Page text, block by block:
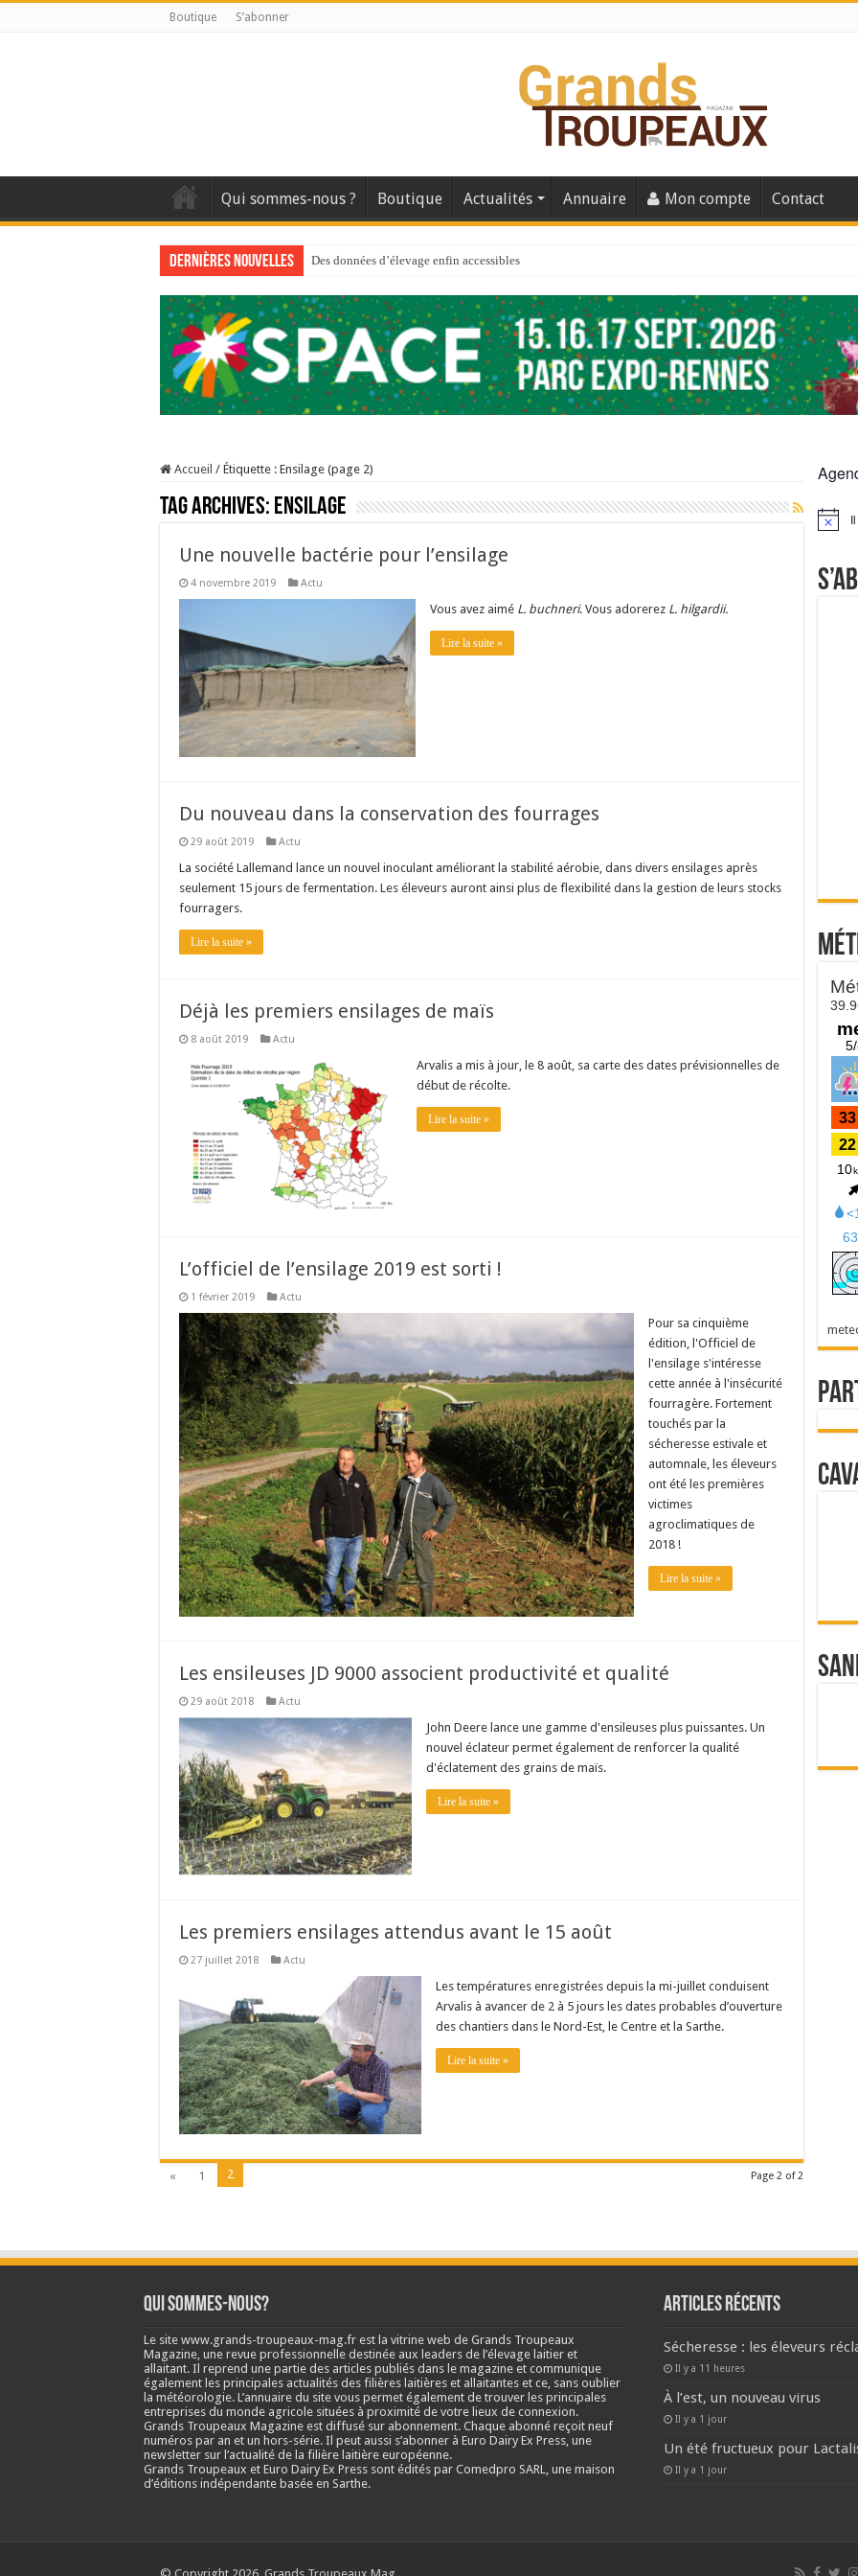
Boutique S’abonner
Qui sommes-nous ? Boutique Actualités Annuaire Mon compte Contact
Dernières nouvelles Des données d’élevage enfin accessibles
Au sommaire du premier numéro de 2025
Au sommaire de GTM 110
Aidez-nous à améliorer la santé de vos veaux !
Au sommaire de GTM 91
À l’est, un nouveau virus
Un été fructueux pour Lactalis
Accueil / Étiquette : Ensilage (page 2)
Tag Archives: Ensilage
Une nouvelle bactérie pour l’ensilage
4 novembre 2019 Actu
Vous avez aimé L. buchneri. Vous adorerez L. hilgardii.
Lire la suite »
Du nouveau dans la conservation des fourrages
29 août 2019 Actu
La société Lallemand lance un nouvel inoculant améliorant la stabilité aérobie, dans divers ensilages après
seulement 15 jours de fermentation. Les éleveurs auront ainsi plus de flexibilité dans la gestion de leurs stocks
fourragers.
Lire la suite »
Déjà les premiers ensilages de maïs
8 août 2019 Actu
Arvalis a mis à jour, le 8 août, sa carte des dates prévisionnelles de
début de récolte.
Lire la suite »
L’officiel de l’ensilage 2019 est sorti !
1 février 2019 Actu
Pour sa cinquième
édition, l'Officiel de
l'ensilage s'intéresse
cette année à l'insécurité
fourragère. Fortement
touchés par la
sécheresse estivale et
automnale, les éleveurs
ont été les premières
victimes
agroclimatiques de
2018 !
Lire la suite »
Les ensileuses JD 9000 associent productivité et qualité
29 août 2018 Actu
John Deere lance une gamme d'ensileuses plus puissantes. Un
nouvel éclateur permet également de renforcer la qualité
d'éclatement des grains de maïs.
Lire la suite »
Les premiers ensilages attendus avant le 15 août
27 juillet 2018 Actu
Les températures enregistrées depuis la mi-juillet conduisent
Arvalis à avancer de 2 à 5 jours les dates probables d’ouverture
des chantiers dans le Nord-Est, le Centre et la Sarthe.
Lire la suite »
Page 2 of 2
« 1 2
Notice
Qui sommes-nous?
Le site www.grands-troupeaux-mag.fr est la vitrine web de Grands Troupeaux
Magazine, une revue professionnelle destinée aux leaders de l’élevage laitier et
allaitant. Il reprend une partie des articles publiés dans le magazine et communique
également les principales actualités des filières laitières et allaitantes et ce, sans oublier
la météorologie. L’annuaire du site vous permet également de trouver les principales
entreprises du monde agricole situées à proximité de votre lieux de connexion.
Grands Troupeaux Magazine est diffusé sur abonnement. Chaque abonné reçoit neuf
numéros par an et un hors-série. Il peut aussi s’abonner à Euro Dairy Ex Press, une
newsletter sur l’actualité de la filière laitière européenne.
Grands Troupeaux et Euro Dairy Ex Press sont édités par Comedpro SARL, une maison
d’éditions indépendante basée en Sarthe.
Articles récents
Sécheresse : les éleveurs
Il y a 11 heures
À l’est, un nouveau virus
Il y a 1 jour
Un été fructueux pour
Il y a 1 jour